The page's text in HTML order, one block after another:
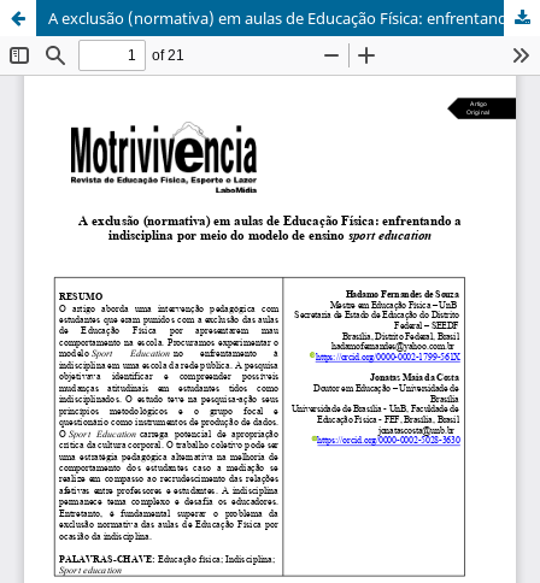
A exclusão (normativa) em aulas de Educação Física: enfrentando a indisciplina por meio do modelo de ensino sport education